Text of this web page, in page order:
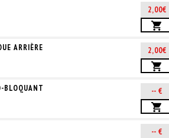
2,00€
ARRIÈRE
2,00€
BLOQUANT
-- €
-- €